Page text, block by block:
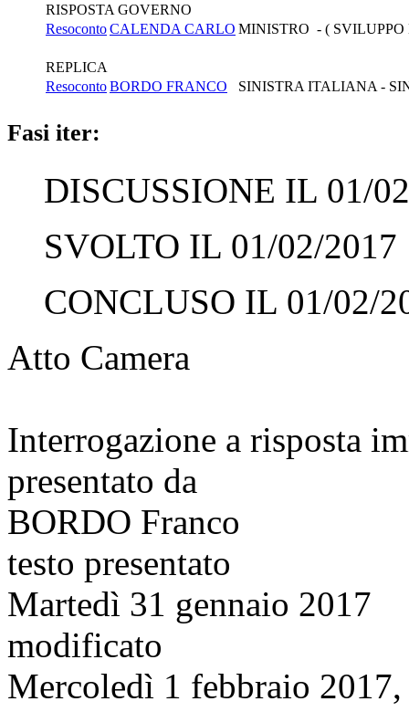
RISPOSTA GOVERNO
ResocontoCALENDA CARLO MINISTRO - ( SVILUPPO
REPLICA
ResocontoBORDO FRANCO SINISTRA ITALIANA -
Fasi iter:
DISCUSSIONE IL 01/
SVOLTO IL 01/02/2017
CONCLUSO IL 01/02/
Atto Camera
Interrogazione a risposta
presentato da
BORDO Franco
testo presentato
Martedì 31 gennaio 2017
modificato
Mercoledì 1 febbraio 2017,